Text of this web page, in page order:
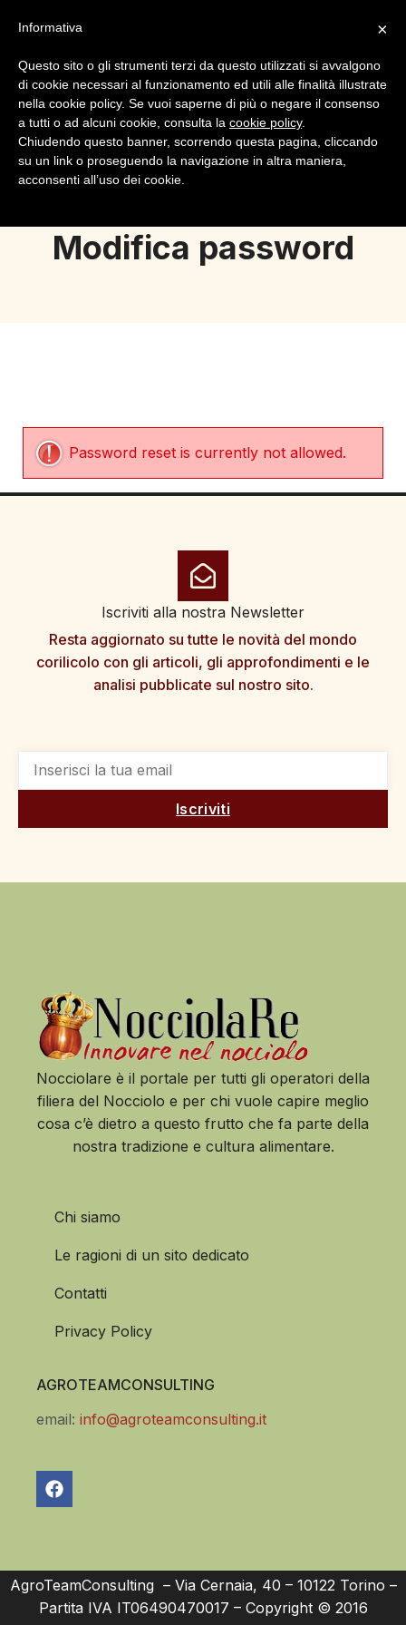
Login Registrazione
Modifica password
Password reset is currently not allowed.
Iscriviti alla nostra Newsletter
Resta aggiornato su tutte le novità del mondo
corilicolo con gli articoli, gli approfondimenti e le
analisi pubblicate sul nostro sito.
Iscriviti
Nocciolare è il portale per tutti gli operatori della
filiera del Nocciolo e per chi vuole capire meglio
cosa c’è dietro a questo frutto che fa parte della
nostra tradizione e cultura alimentare.
Chi siamo
Le ragioni di un sito dedicato
Contatti
Privacy Policy
AGROTEAMCONSULTING
email: info@agroteamconsulting.it
AgroTeamConsulting – Via Cernaia, 40 – 10122 Torino –
Partita IVA IT06490470017 – Copyright © 2016
×
Informativa
Questo sito o gli strumenti terzi da questo utilizzati si avvalgono
di cookie necessari al funzionamento ed utili alle finalità illustrate
nella cookie policy. Se vuoi saperne di più o negare il consenso
a tutti o ad alcuni cookie, consulta la cookie policy.
Chiudendo questo banner, scorrendo questa pagina, cliccando
su un link o proseguendo la navigazione in altra maniera,
acconsenti all’uso dei cookie.